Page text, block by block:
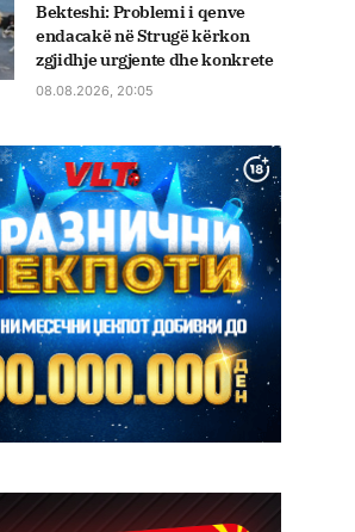
Bekteshi: Problemi i qenve
endacakë në Strugë kërkon
zgjidhje urgjente dhe konkrete
08.08.2026, 20:05